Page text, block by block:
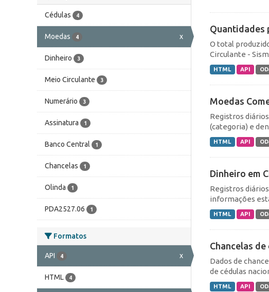
Cédulas 4
Moedas 4 x
Dinheiro 3
Meio Circulante 3
Numerário 3
Assinatura 1
Banco Central 1
Chancelas 1
Olinda 1
PDA2527.06 1
Formatos
API 4 x
HTML 4
Quantidades
O total
Circulante -
HTML API
Moedas
Registros
(categoria) e
HTML API
Dinheiro em
Registros
informações
HTML API
Chancelas
Dados de
de cédulas
HTML API